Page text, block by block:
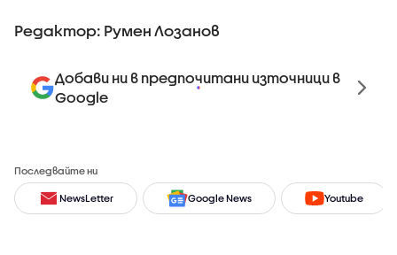
Редактор: Румен Лозанов
Добави ни в предпочитани източници в
Google
Последвайте ни
NewsLetter Google News Youtube